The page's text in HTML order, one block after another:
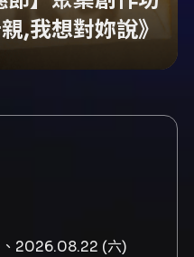
親,我想對妳說》
2026.08.22 (六)